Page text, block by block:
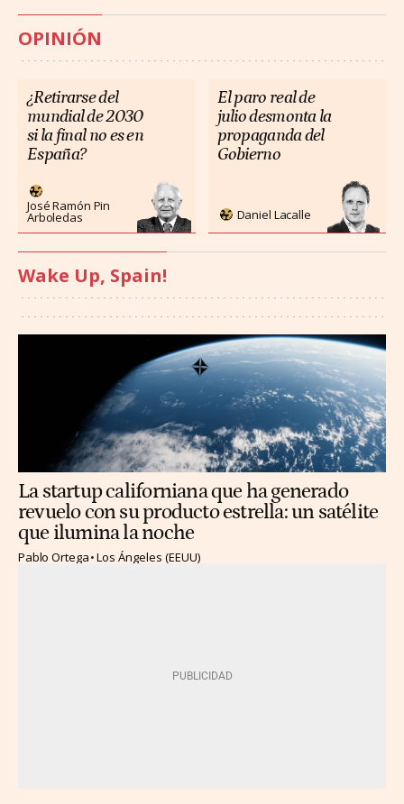
OPINIÓN
¿Retirarse del
mundial de 2030
si la final no es en
España?
José Ramón Pin
Arboledas
El paro real de
julio desmonta la
propaganda del
Gobierno
Daniel Lacalle
Wake Up, Spain!
La startup californiana que ha generado
revuelo con su producto estrella: un satélite
que ilumina la noche
Pablo Ortega Los Ángeles (EEUU)